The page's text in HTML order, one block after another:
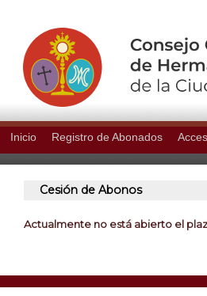
Inicio Registro de Abonados
Cesión de Abonos
Actualmente no está abierto el